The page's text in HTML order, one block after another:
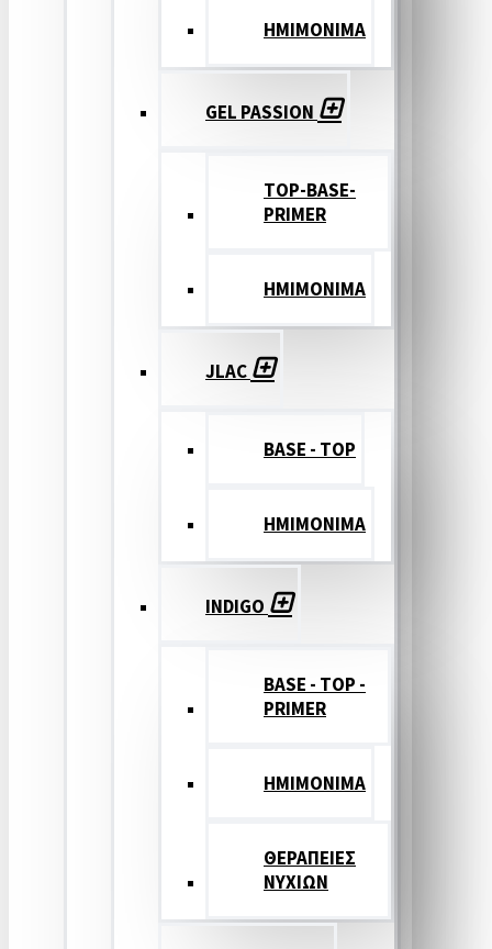
ΗΜΙΜΟΝΙΜΑ
GEL PASSION
TOP-BASE-
PRIMER
ΗΜΙΜΟΝΙΜΑ
JLAC
BASE - TOP
ΗΜΙΜΟΝΙΜΑ
INDIGO
BASE - TOP -
PRIMER
HMIMONIMA
ΘΕΡΑΠΕΙΕΣ
ΝΥΧΙΩΝ